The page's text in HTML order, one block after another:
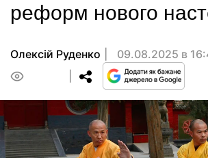
реформ нового
Олексій Руденко
09.08.2025 в